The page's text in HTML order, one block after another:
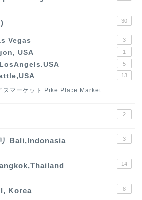
30
Vegas 3
USA 1
LosAngels,USA 5
13
スマーケット Pike Place Market
2
Bali,Indonasia 3
14
Korea 8